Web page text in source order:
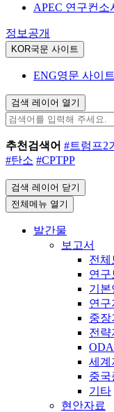
APEC 연구컨소
정보공개
KOR국문 사이트
ENG영문 사이트
검색 레이어 열기
추천검색어 #트럼프2기
#탄소 #CPTPP
검색 레이어 닫기
전체메뉴 열기
발간물
보고서
전체
연구
기본
연구
중장
전략
세계
중국
기타
현안자료